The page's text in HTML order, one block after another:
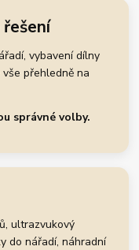
řešení
vybavení dílny
přehledně na
správné volby.
ultrazvukový
do nářadí, náhradní